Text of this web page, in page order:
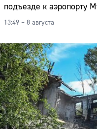
подъезде к аэропорту
13:49 – 8 августа